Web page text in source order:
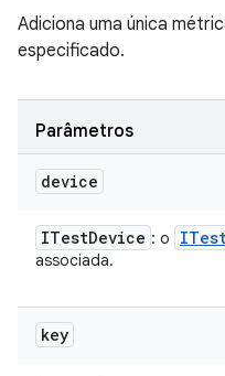
Adiciona uma única
especificado.
Parâmetros
device
ITestDevice : o
associada.
key